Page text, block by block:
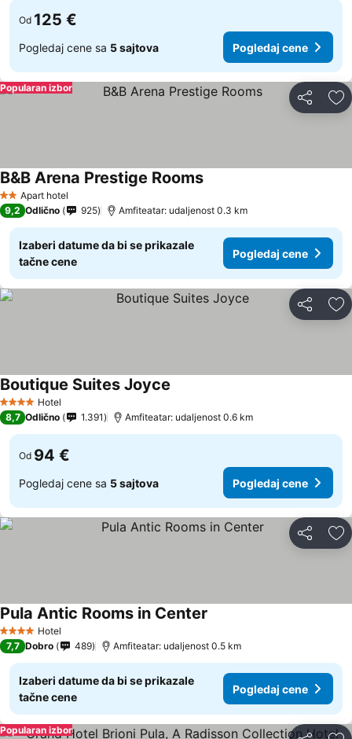
Od 125 €
Pogledaj cene sa 5 sajtova Pogledaj cene
Deli
Popularan izbor
2 Zvezdice
Apart hotel
B&B Arena Prestige Rooms
9,2 Odlično 925 Amfiteatar: udaljenost 0.3 km
Izaberi datume da bi se prikazale
tačne cene
Pogledaj cene
Deli
4 ZvezdiceHotel
Boutique Suites Joyce
8,7 Odlično 1.391 Amfiteatar: udaljenost 0.6 km
Od 94 €
Pogledaj cene sa 5 sajtova Pogledaj cene
Deli
4 ZvezdiceHotel
Pula Antic Rooms in Center
7,7 Dobro 489 Amfiteatar: udaljenost 0.5 km
Izaberi datume da bi se prikazale
tačne cene
Pogledaj cene
Popularan izbor